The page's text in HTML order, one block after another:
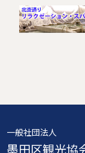
一般社団法人